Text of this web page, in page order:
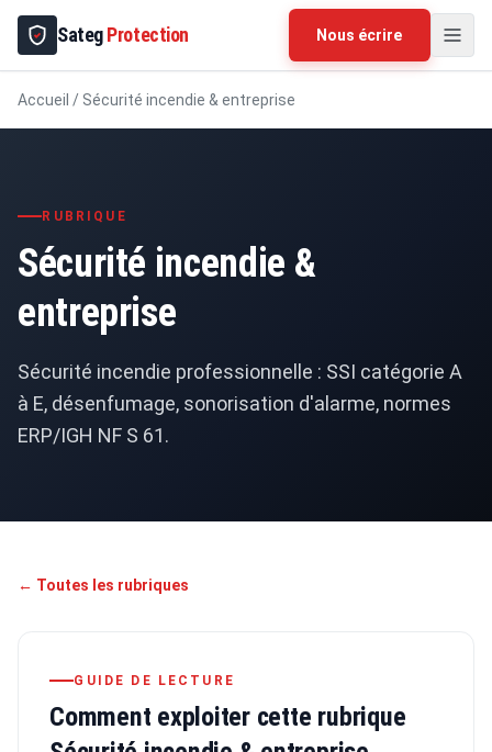
SategProtection Nous écrire
Accueil / Sécurité incendie & entreprise
RUBRIQUE
Sécurité incendie &
entreprise
Sécurité incendie professionnelle : SSI catégorie A
à E, désenfumage, sonorisation d'alarme, normes
ERP/IGH NF S 61.
← Toutes les rubriques
GUIDE DE LECTURE
Comment exploiter cette rubrique